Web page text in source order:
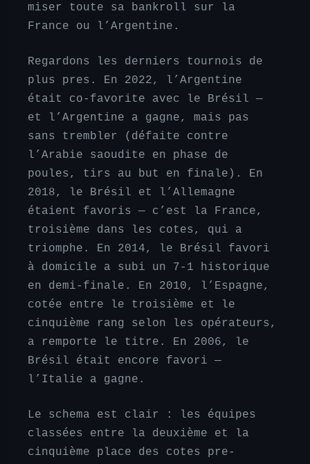
miser toute sa bankroll sur la
France ou l’Argentine.
Regardons les derniers tournois de
plus pres. En 2022, l’Argentine
était co-favorite avec le Brésil —
et l’Argentine a gagne, mais pas
sans trembler (défaite contre
l’Arabie saoudite en phase de
poules, tirs au but en finale). En
2018, le Brésil et l’Allemagne
étaient favoris — c’est la France,
troisième dans les cotes, qui a
triomphe. En 2014, le Brésil favori
à domicile a subi un 7-1 historique
en demi-finale. En 2010, l’Espagne,
cotée entre le troisième et le
cinquième rang selon les opérateurs,
a remporte le titre. En 2006, le
Brésil était encore favori —
l’Italie a gagne.
Le schema est clair : les équipes
classées entre la deuxième et la
cinquième place des cotes pre-